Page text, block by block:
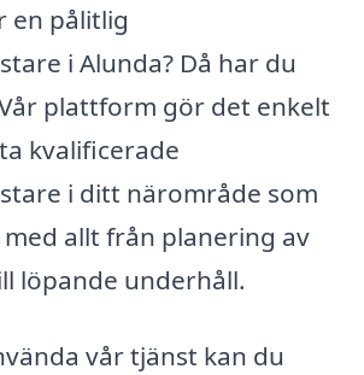
en pålitlig
i Alunda? Då har du
plattform gör det enkelt
kvalificerade
i ditt närområde som
allt från planering av
löpande underhåll.
vår tjänst kan du